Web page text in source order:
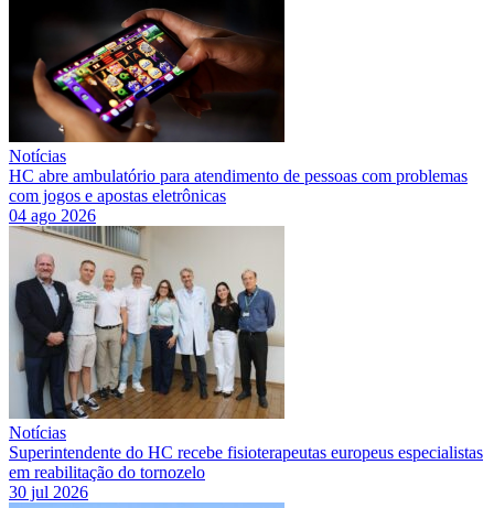
Notícias
HC abre ambulatório para atendimento de pessoas com problemas
com jogos e apostas eletrônicas
04 ago 2026
Notícias
Superintendente do HC recebe fisioterapeutas europeus especialistas
em reabilitação do tornozelo
30 jul 2026